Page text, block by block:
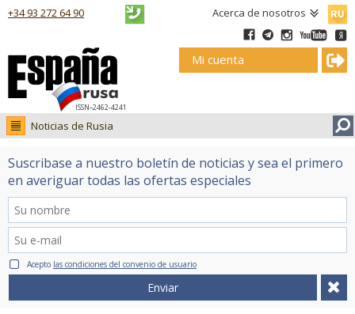
Acerca de nosotros
ISSN–2462-4241
+34 93 272 64 90
Mi cuenta
Noticias de Rusia
Noticias de Rusia
Fotos
Suscribase a nuestro boletín de noticias y sea el primero
en averiguar todas las ofertas especiales
Acepto las condiciones del convenio de usuario
Enviar